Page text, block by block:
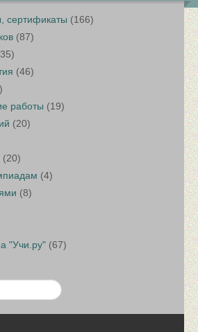
сертификаты (166)
(87)
(46)
работы (19)
(20)
(20)
(4)
(8)
"Учи.ру" (67)